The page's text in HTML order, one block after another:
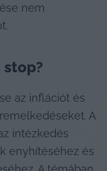
nem
stop?
az inflációt és
A
intézkedés
enyhítéséhez és